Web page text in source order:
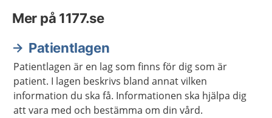
Mer på 1177.se
Patientlagen
Patientlagen är en lag som finns för dig som är
patient. I lagen beskrivs bland annat vilken
information du ska få. Informationen ska hjälpa dig
att vara med och bestämma om din vård.